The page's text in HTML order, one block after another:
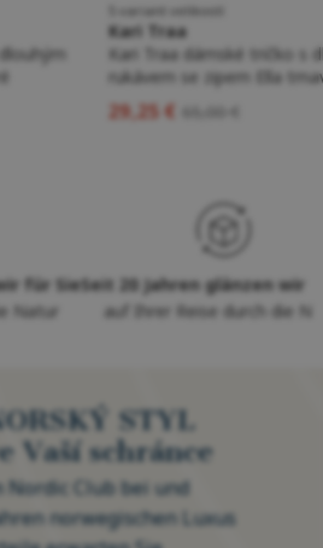
5 variant velikostí
Kari Traa
Kari Traa dámské tričko s
rukávem se zipem Ella
29,25 €
für Sie
Natur
Seit 20 Jahren glänzen wir
auf Ihrer Reise durch die
STYL
Vaší schránce
Nordic Club bei und
norwegischen Luxus